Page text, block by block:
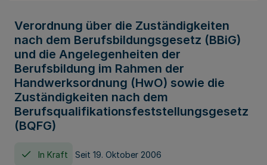
Verordnung über die Zuständigkeiten
nach dem Berufsbildungsgesetz (BBiG)
und die Angelegenheiten der
Berufsbildung im Rahmen der
Handwerksordnung (HwO) sowie die
Zuständigkeiten nach dem
Berufsqualifikationsfeststellungsgesetz
(BQFG)
In Kraft Seit 19. Oktober 2006